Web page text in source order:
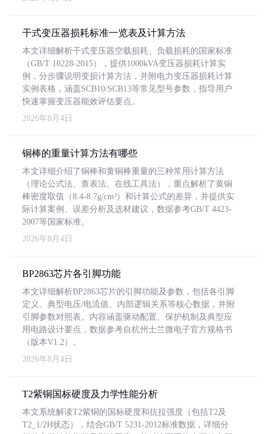
干式变压器损耗标准一览表及计算方法
本文详细解析干式变压器空载损耗、负载损耗的国家标准
（GB/T 10228-2015），提供1000kVA变压器损耗计算实
例，分步骤说明变损计算方法，并附电力变压器损耗计算
实例表格，涵盖SCB10/SCB13等常见型号参数，指导用户
快速掌握变压器能效评估要点。
2026年8月4日
铜棒的重量计算方法有哪些
本文详细介绍了铜棒和黄铜棒重量的三种常用计算方法
（理论公式法、查表法、在线工具法），重点解析了黄铜
棒密度取值（8.4-8.7g/cm³）和计算公式的差异，并提供实
际计算案例、误差分析及选材建议，数据参考GB/T 4423-
2007等国家标准。
2026年8月4日
BP2863芯片各引脚功能
本文详细解析BP2863芯片的引脚功能及参数，包括各引脚
定义、典型电压/电流值、内部逻辑关系等核心数据，并附
引脚参数对照表。内容涵盖驱动配置、保护机制及典型应
用电路设计要点，数据参考自杭州士兰微电子官方规格书
（版本V1.2）。
2026年8月4日
T2紫铜国标硬度及力学性能分析
本文系统解读T2紫铜的国标硬度和抗拉强度（包括T2及
T2_1/2H状态），结合GB/T 5231-2012标准数据，详细分